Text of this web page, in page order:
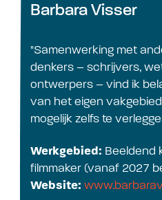
Barbara Visser
"Samenwerking met
denkers – schrijvers,
ontwerpers – vind ik
van het eigen
mogelijk zelfs te
Werkgebied: Beeldend
filmmaker (vanaf 2027
Website: